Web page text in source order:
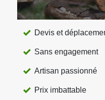
Devis et
Sans engagement
Artisan passionné
Prix imbattable